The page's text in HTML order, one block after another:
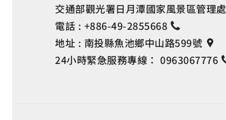
交通部觀光署日月潭國家風景區管理處
電話 : +886-49-2855668
地址 : 南投縣魚池鄉中山路599號
24小時緊急服務專線： 0963067776